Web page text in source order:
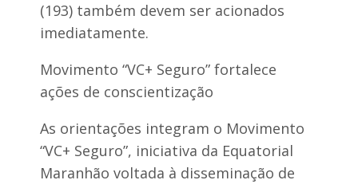
(193) também devem ser acionados
imediatamente.
Movimento “VC+ Seguro” fortalece
ações de conscientização
As orientações integram o Movimento
“VC+ Seguro”, iniciativa da Equatorial
Maranhão voltada à disseminação de